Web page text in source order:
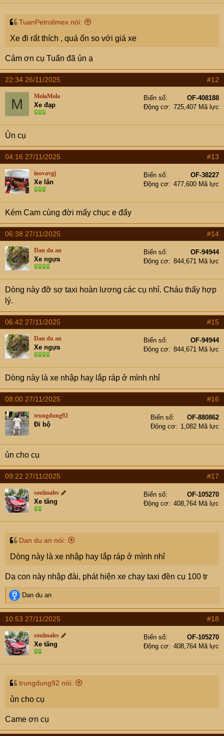
TuanPetrolimex nói:
Xe đi rất thích , quá ổn so với giá xe
Cảm ơn cụ Tuấn đã ủn ạ
22:34 26/11/2025 #12
M MolaMola
Xe đạp
Biển số
OF-408188
Động cơ
725,407 Mã lực
Ủn cụ
04:16 27/11/2025 #13
inovavgj
Xe lăn
Biển số
OF-38227
Động cơ
477,600 Mã lực
Kém Cam cùng đời mấy chục e đẩy
06:38 27/11/2025 #14
Dan du an
Xe ngựa
Biển số
OF-94944
Động cơ
844,671 Mã lực
Dòng này đỡ sợ taxi hoàn lương các cụ nhỉ. Cháu thấy hợp
lý.
06:42 27/11/2025 #15
Dan du an
Xe ngựa
Biển số
OF-94944
Động cơ
844,671 Mã lực
Dòng này là xe nhập hay lắp ráp ở mình nhỉ
08:00 27/11/2025 #16
trungdung92
Đi bộ
Biển số
OF-880862
Động cơ
1,082 Mã lực
ủn cho cụ
09:22 27/11/2025 #17
soulmales
Xe tăng
Biển số
OF-105270
Động cơ
408,764 Mã lực
Dan du an nói:
Dòng này là xe nhập hay lắp ráp ở mình nhỉ
Dạ con này nhập đài, phát hiện xe chạy taxi đền cụ 100 tr
R
e
a
c
t
i
o
n
s
Dan du an
10:53 27/11/2025 #18
soulmales
Xe tăng
Biển số
OF-105270
Động cơ
408,764 Mã lực
trungdung92 nói:
ủn cho cụ
Came ơn cụ